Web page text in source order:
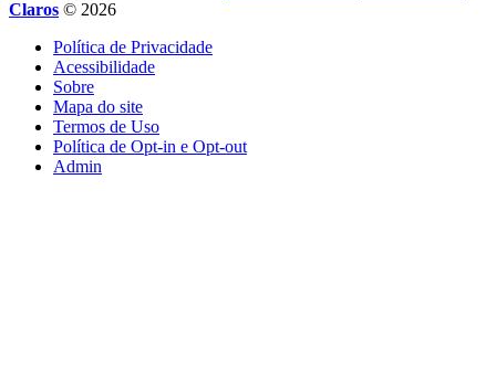
Claros © 2026
Política de Privacidade
Acessibilidade
Sobre
Mapa do site
Termos de Uso
Política de Opt-in e Opt-out
Admin